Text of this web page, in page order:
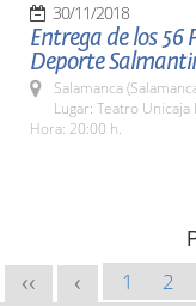
30/11/2018
Entrega de los 56
Deporte
Salamanca
Lugar: Teatro Unicaja
Hora: 20:00 h.
<< < 1 2